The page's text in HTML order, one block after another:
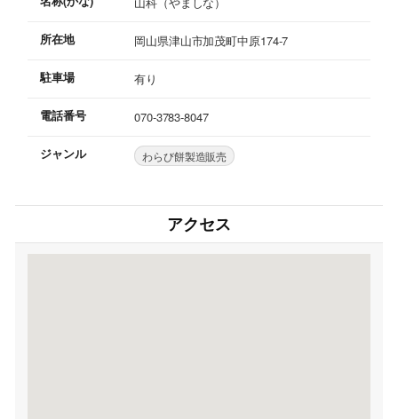
所在地 岡山県津山市加茂町中原174-7
駐車場 有り
電話番号 070-3783-8047
ジャンル わらび餅製造販売
アクセス